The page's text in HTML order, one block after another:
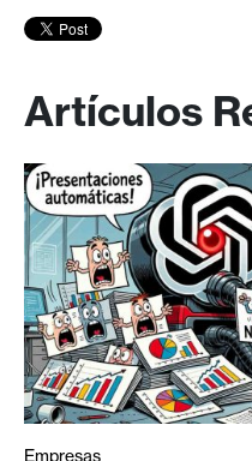
Artículos
Empresas